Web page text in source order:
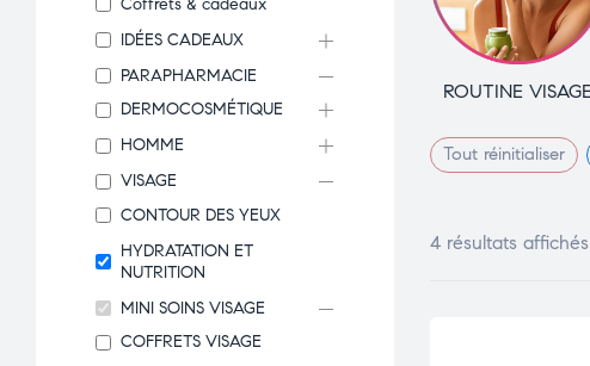
ROUTINE
Tout réinitialiser
4 résultats affichés
IDÉES CADEAUX
PARAPHARMACIE
DERMOCOSMÉTIQUE
HOMME
VISAGE
CONTOUR DES YEUX
HYDRATATION ET
NUTRITION
MINI SOINS VISAGE
COFFRETS VISAGE